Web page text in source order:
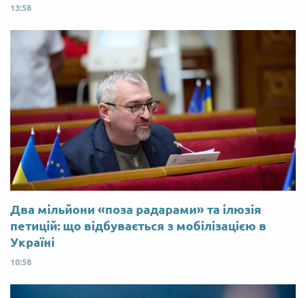
13:58
Два мільйони «поза радарами» та ілюзія
петицій: що відбувається з мобілізацією в
Україні
10:58